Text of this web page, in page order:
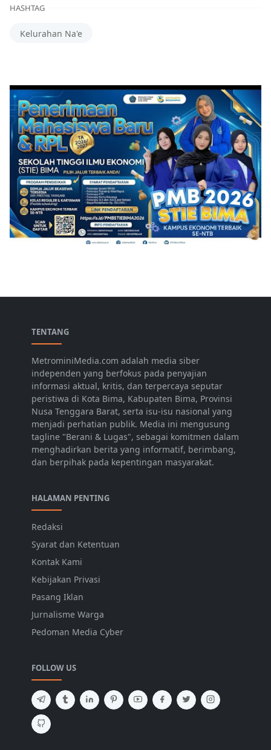
HASHTAG
Kelurahan Na'e
TENTANG
MetrominiMedia.com adalah media siber
independen yang berfokus pada penyajian
informasi aktual, kritis, dan terpercaya seputar
peristiwa di Kota Bima, Kabupaten Bima, Provinsi
Nusa Tenggara Barat, serta isu-isu nasional yang
menjadi perhatian publik. Media ini mengusung
tagline "Berani & Lugas", sebagai komitmen dalam
menghadirkan berita yang informatif, berimbang,
dan berpihak pada kepentingan masyarakat.
HALAMAN PENTING
Redaksi
Syarat dan Ketentuan
Kontak Kami
Kebijakan Privasi
Pasang Iklan
Jurnalisme Warga
Pedoman Media Cyber
FOLLOW US